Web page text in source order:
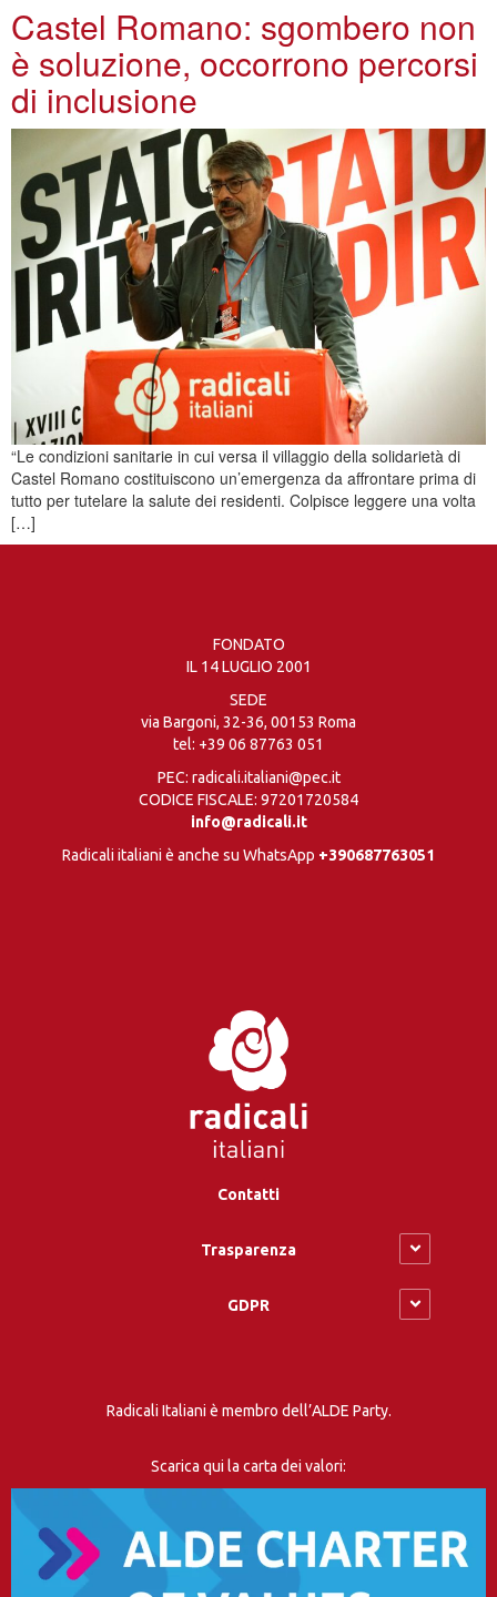
Castel Romano: sgombero non
è soluzione, occorrono percorsi
di inclusione
“Le condizioni sanitarie in cui versa il villaggio della solidarietà di
Castel Romano costituiscono un’emergenza da affrontare prima di
tutto per tutelare la salute dei residenti. Colpisce leggere una volta
[…]
FONDATO
IL 14 LUGLIO 2001
SEDE
via Bargoni, 32-36, 00153 Roma
tel: +39 06 87763 051
PEC: radicali.italiani@pec.it
CODICE FISCALE: 97201720584
info@radicali.it
Radicali italiani è anche su WhatsApp +390687763051
Contatti
Trasparenza
GDPR
Radicali Italiani è membro dell’ALDE Party.
Scarica qui la carta dei valori: